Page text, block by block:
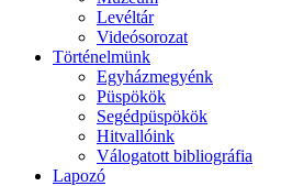
Levéltár
Videósorozat
Történelmünk
Egyházmegyénk
Püspökök
Segédpüspökök
Hitvallóink
Válogatott bibliográfia
Lapozó